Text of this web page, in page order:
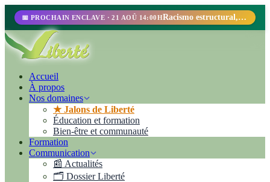
📅 PROCHAIN ENCLAVE · 21 AOÛ 14:00H Racismo estructural, perfilamiento racial y abolicionismo carcelario.
Accueil
À propos
Nos domaines
★ Jalons de Liberté
Éducation et formation
Bien-être et communauté
Formation
Communication
📰 Actualités
🗂️ Dossier Liberté